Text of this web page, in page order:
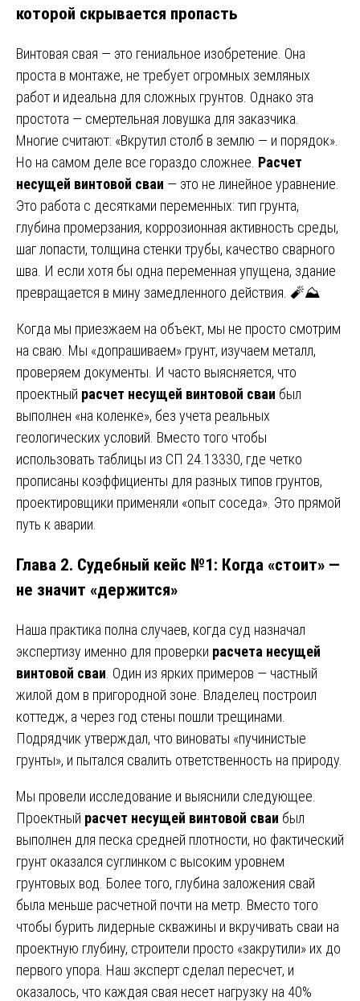
которой скрывается пропасть
Винтовая свая — это гениальное изобретение. Она
проста в монтаже, не требует огромных земляных
работ и идеальна для сложных грунтов. Однако эта
простота — смертельная ловушка для заказчика.
Многие считают: «Вкрутил столб в землю — и порядок».
Но на самом деле все гораздо сложнее. Расчет
несущей винтовой сваи — это не линейное уравнение.
Это работа с десятками переменных: тип грунта,
глубина промерзания, коррозионная активность среды,
шаг лопасти, толщина стенки трубы, качество сварного
шва. И если хотя бы одна переменная упущена, здание
превращается в мину замедленного действия. 🧨⛰️
Когда мы приезжаем на объект, мы не просто смотрим
на сваю. Мы «допрашиваем» грунт, изучаем металл,
проверяем документы. И часто выясняется, что
проектный расчет несущей винтовой сваи был
выполнен «на коленке», без учета реальных
геологических условий. Вместо того чтобы
использовать таблицы из СП 24.13330, где четко
прописаны коэффициенты для разных типов грунтов,
проектировщики применяли «опыт соседа». Это прямой
путь к аварии.
Глава 2. Судебный кейс №1: Когда «стоит» —
не значит «держится»
Наша практика полна случаев, когда суд назначал
экспертизу именно для проверки расчета несущей
винтовой сваи . Один из ярких примеров — частный
жилой дом в пригородной зоне. Владелец построил
коттедж, а через год стены пошли трещинами.
Подрядчик утверждал, что виноваты «пучинистые
грунты», и пытался свалить ответственность на природу.
Мы провели исследование и выяснили следующее.
Проектный расчет несущей винтовой сваи был
выполнен для песка средней плотности, но фактический
грунт оказался суглинком с высоким уровнем
грунтовых вод. Более того, глубина заложения свай
была меньше расчетной почти на метр. Вместо того
чтобы бурить лидерные скважины и вкручивать сваи на
проектную глубину, строители просто «закрутили» их до
первого упора. Наш эксперт сделал пересчет, и
оказалось, что каждая свая несет нагрузку на 40%